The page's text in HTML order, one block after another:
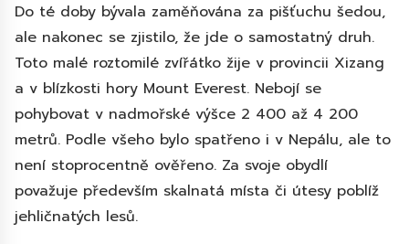
Do té doby bývala zaměňována za pišťuchu šedou,
ale nakonec se zjistilo, že jde o samostatný druh.
Toto malé roztomilé zvířátko žije v provincii Xizang
a v blízkosti hory Mount Everest. Nebojí se
pohybovat v nadmořské výšce 2 400 až 4 200
metrů. Podle všeho bylo spatřeno i v Nepálu, ale to
není stoprocentně ověřeno. Za svoje obydlí
považuje především skalnatá místa či útesy poblíž
jehličnatých lesů.